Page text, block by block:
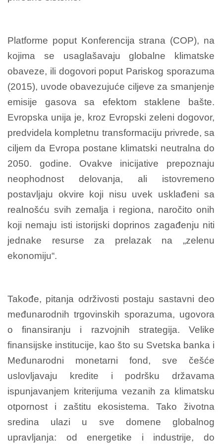
Platforme poput Konferencija strana (COP), na
kojima se usaglašavaju globalne klimatske
obaveze, ili dogovori poput Pariskog sporazuma
(2015), uvode obavezujuće ciljeve za smanjenje
emisije gasova sa efektom staklene bašte.
Evropska unija je, kroz Evropski zeleni dogovor,
predvidela kompletnu transformaciju privrede, sa
ciljem da Evropa postane klimatski neutralna do
2050. godine. Ovakve inicijative prepoznaju
neophodnost delovanja, ali istovremeno
postavljaju okvire koji nisu uvek usklađeni sa
realnošću svih zemalja i regiona, naročito onih
koji nemaju isti istorijski doprinos zagađenju niti
jednake resurse za prelazak na „zelenu
ekonomiju“.
Takođe, pitanja održivosti postaju sastavni deo
međunarodnih trgovinskih sporazuma, ugovora
o finansiranju i razvojnih strategija. Velike
finansijske institucije, kao što su Svetska banka i
Međunarodni monetarni fond, sve češće
uslovljavaju kredite i podršku državama
ispunjavanjem kriterijuma vezanih za klimatsku
otpornost i zaštitu ekosistema. Tako životna
sredina ulazi u sve domene globalnog
upravljanja: od energetike i industrije, do